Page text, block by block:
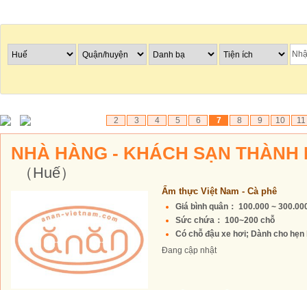
2 3 4 5 6 7 8 9 10 11
NHÀ HÀNG - KHÁCH SẠN THÀNH
（Huế）
Ẩm thực Việt Nam - Cà phê
Giá bình quân： 100.000 ~
Sức chứa： 100~200 chỗ
Có chỗ đậu xe hơi; Dành cho hẹn
Đang cập nhật